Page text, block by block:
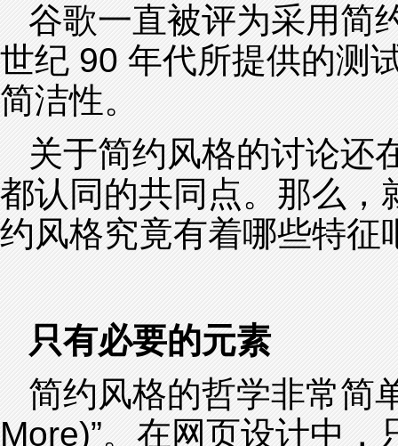
谷歌一直被评为采用简
世纪 90 年代所提供的测
简洁性。
关于简约风格的讨论还
都认同的共同点。那么，
约风格究竟有着哪些特征
只有必要的元素
简约风格的哲学非常简
More)”。在网页设计中